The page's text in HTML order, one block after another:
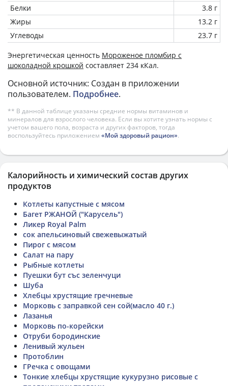
Белки
3.8 г
Жиры
13.2 г
Углеводы
23.7 г
Энергетическая ценность Мороженое пломбир с
шоколадной крошкой составляет 234 кКал.
Основной источник: Создан в приложении
пользователем. Подробнее.
** В данной таблице указаны средние нормы витаминов и
минералов для взрослого человека. Если вы хотите узнать нормы с
учетом вашего пола, возраста и других факторов, тогда
воспользуйтесь приложением «Мой здоровый рацион».
Калорийность и химический состав других
продуктов
Котлеты капустные с мясом
Багет РЖАНОЙ ("Карусель")
Ликер Royal Palm
сок апельсиновый свежевыжатый
Пирог с мясом
Салат на пару
Рыбные котлеты
Пуешки бут със зеленчуци
Шуба
Хлебцы хрустящие гречневые
Морковь с заправкой сен сой(масло 40 г.)
Лазанья
Морковь по-корейски
Отруби бородинские
Ленивый жульен
Протоблин
ГРечка с овощами
Тонкие хлебцы хрустящие кукурузно рисовые с